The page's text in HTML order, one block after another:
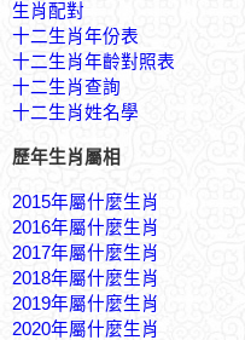
生肖配對
十二生肖年份表
十二生肖年齡對照表
十二生肖查詢
十二生肖姓名學
歷年生肖屬相
2015年屬什麼生肖
2016年屬什麼生肖
2017年屬什麼生肖
2018年屬什麼生肖
2019年屬什麼生肖
2020年屬什麼生肖